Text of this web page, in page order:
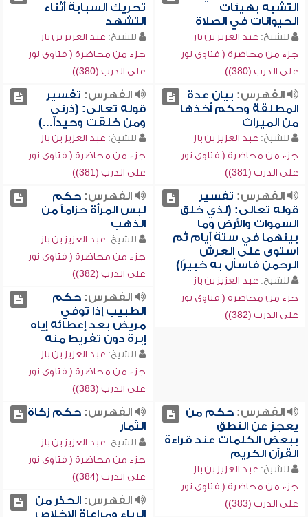
التشبه بهيئات
الحيوانات في الصلاة
للشيخ: عبد العزيز بن باز
جزء من محاضرة ( فتاوى نور
على الدرب (380))
تحريك السبابة أثناء
التشهد
للشيخ: عبد العزيز بن باز
جزء من محاضرة ( فتاوى نور
على الدرب (380))
الفهرس: بيان عدة
المطلقة وحكم أخذها
من الميراث
للشيخ: عبد العزيز بن باز
جزء من محاضرة ( فتاوى نور
على الدرب (381))
الفهرس: تفسير
قوله تعالى: (ذرني
ومن خلقت وحيداً...)
للشيخ: عبد العزيز بن باز
جزء من محاضرة ( فتاوى نور
على الدرب (381))
الفهرس: تفسير
قوله تعالى: (لذي خلق
السموات والأرض وما
بينهما في ستة أيام ثم
استوى على العرش
الرحمن فاسأل به خبيرًا)
للشيخ: عبد العزيز بن باز
جزء من محاضرة ( فتاوى نور
على الدرب (382))
الفهرس:حكم
لبس المرأة حزاماً من
الذهب
للشيخ: عبد العزيز بن باز
جزء من محاضرة ( فتاوى نور
على الدرب (382))
الفهرس:حكم
الطبيب إذا توفي
مريض بعد إعطائه إياه
إبرة دون تفريط منه
للشيخ: عبد العزيز بن باز
جزء من محاضرة ( فتاوى نور
على الدرب (383))
الفهرس:حكم من
يعجز عن النطق
ببعض الكلمات عند قراءة
القرآن الكريم
للشيخ: عبد العزيز بن باز
جزء من محاضرة ( فتاوى نور
على الدرب (383))
الفهرس:حكم زكاة
الثمار
للشيخ: عبد العزيز بن باز
جزء من محاضرة ( فتاوى نور
على الدرب (384))
الفهرس:الحذر من
الرياء ومراعاة الإخلاص